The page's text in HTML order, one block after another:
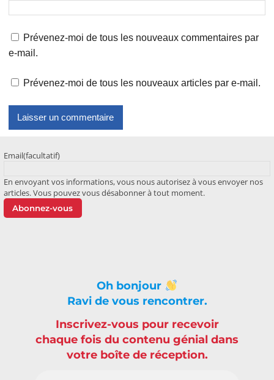
Prévenez-moi de tous les nouveaux commentaires par
e-mail.
Prévenez-moi de tous les nouveaux articles par e-mail.
Email(facultatif)
En envoyant vos informations, vous nous autorisez à vous envoyer nos
articles. Vous pouvez vous désabonner à tout moment.
Abonnez-vous
Oh bonjour
Ravi de vous rencontrer.
Inscrivez-vous pour recevoir
chaque fois du contenu génial dans
votre boîte de réception.